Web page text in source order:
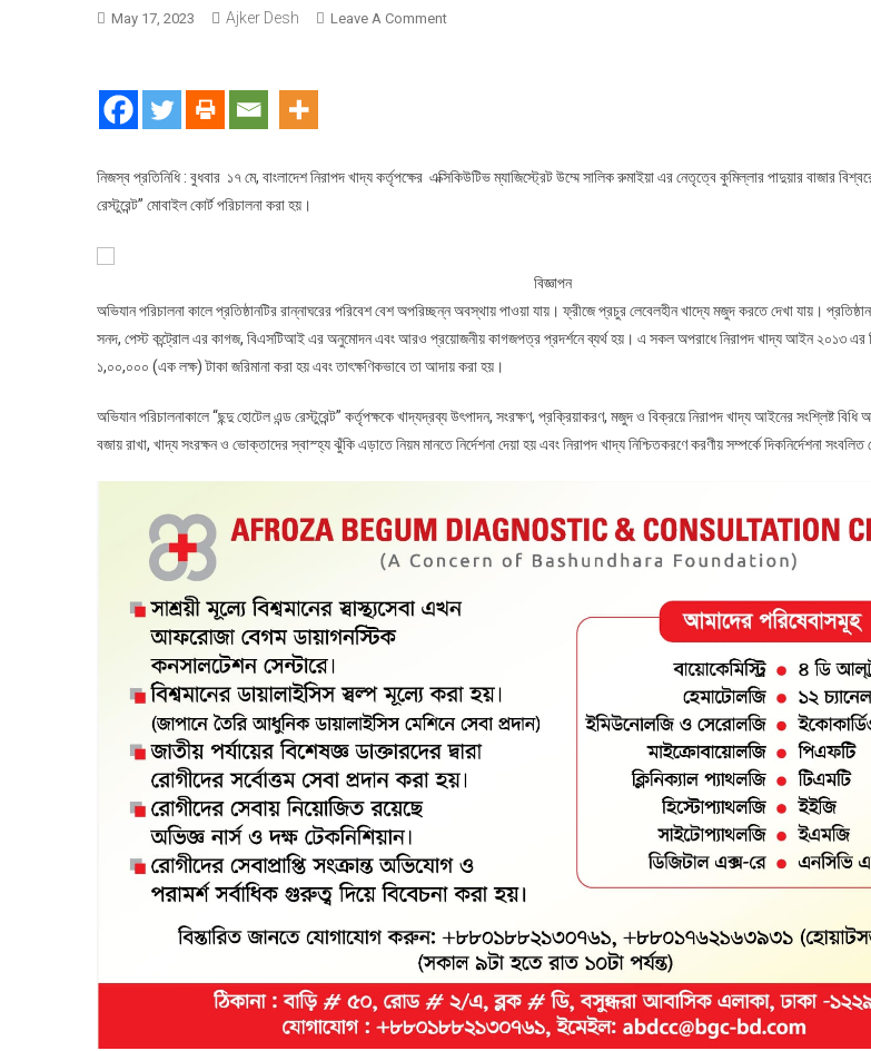
May 17, 2023 Ajker Desh Leave A CommentOn
কুমিল্লার
রেস্টুরেন্ট”
১
টাকা
জরিমানা
নিজস্ব প্রতিনিধি : বুধবার ১৭ মে, বাংলাদেশ নিরাপদ খাদ্য কর্তৃপক্ষের এক্সিকিউটিভ ম্যাজিস্ট্রেট উম্মে সালিক রুমাইয়া এর নেতৃত্বে কুমিল্লার পাদুয়ার বাজার
রেস্টুরেন্ট” মোবাইল কোর্ট পরিচালনা করা হয়।
বিজ্ঞাপন
অভিযান পরিচালনা কালে প্রতিষ্ঠানটির রান্নাঘরের পরিবেশ বেশ অপরিচ্ছন্ন অবস্থায় পাওয়া যায়। ফ্রীজে প্রচুর লেবেলহীন খাদ্যে মজুদ করতে দেখা যায়।
সনদ, পেস্ট কন্ট্রোল এর কাগজ, বিএসটিআই এর অনুমোদন এবং আরও প্রয়োজনীয় কাগজপত্র প্রদর্শনে ব্যর্থ হয়। এ সকল অপরাধে নিরাপদ খাদ্য আইন ২০১৩ এর
১,০০,০০০ (এক লক্ষ) টাকা জরিমানা করা হয় এবং তাৎক্ষণিকভাবে তা আদায় করা হয়।
অভিযান পরিচালনাকালে “ছন্দু হোটেল এন্ড রেস্টুরেন্ট” কর্তৃপক্ষকে খাদ্যদ্রব্য উৎপাদন, সংরক্ষণ, প্রক্রিয়াকরণ, মজুদ ও বিক্রয়ে নিরাপদ খাদ্য আইনের সংশ্লিষ্ট বিধি
বজায় রাখা, খাদ্য সংরক্ষন ও ভোক্তাদের স্বাস্হ্য ঝুঁকি এড়াতে নিয়ম মানতে নির্দেশনা দেয়া হয় এবং নিরাপদ খাদ্য নিশ্চিতকরণে করণীয় সম্পর্কে দিকনির্দেশনা